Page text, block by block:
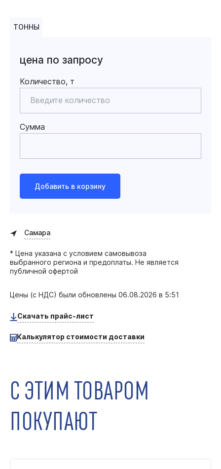
ТОННЫ
цена по запросу
Количество, т
Сумма
Добавить в корзину
Самара
* Цена указана с условием самовывоза
выбранного региона и предоплаты. Не является
публичной офертой
Цены (с НДС) были обновлены 06.08.2026 в 5:51
Скачать прайс-лист
Калькулятор стоимости доставки
С ЭТИМ ТОВАРОМ
ПОКУПАЮТ